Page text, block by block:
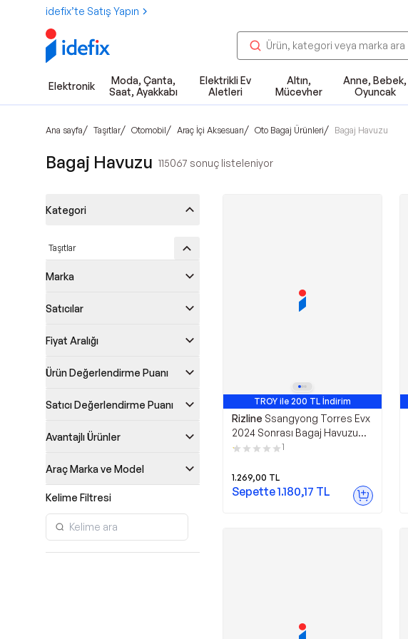
idefix’te Satış Yapın
Elektronik
Moda, Çanta,
Saat, Ayakkabı
Elektrikli Ev
Aletleri
Altın,
Mücevher
Anne, Bebek,
Oyuncak
Ana sayfa/ Taşıtlar/ Otomobil/ Araç İçi Aksesuarı/ Oto Bagaj Ürünleri/ Bagaj Havuzu
Bagaj Havuzu 115067 sonuç listeleniyor
Kategori
Taşıtlar
Marka
Satıcılar
Fiyat Aralığı
Ürün Değerlendirme Puanı
Satıcı Değerlendirme Puanı
Avantajlı Ürünler
Araç Marka ve Model
Kelime Filtresi
TROY ile 200 TL İndirim
Rizline Ssangyong Torres Evx
2024 Sonrası Bagaj Havuzu
Bmy
1
1.269,00 TL
Sepette1.180,17 TL